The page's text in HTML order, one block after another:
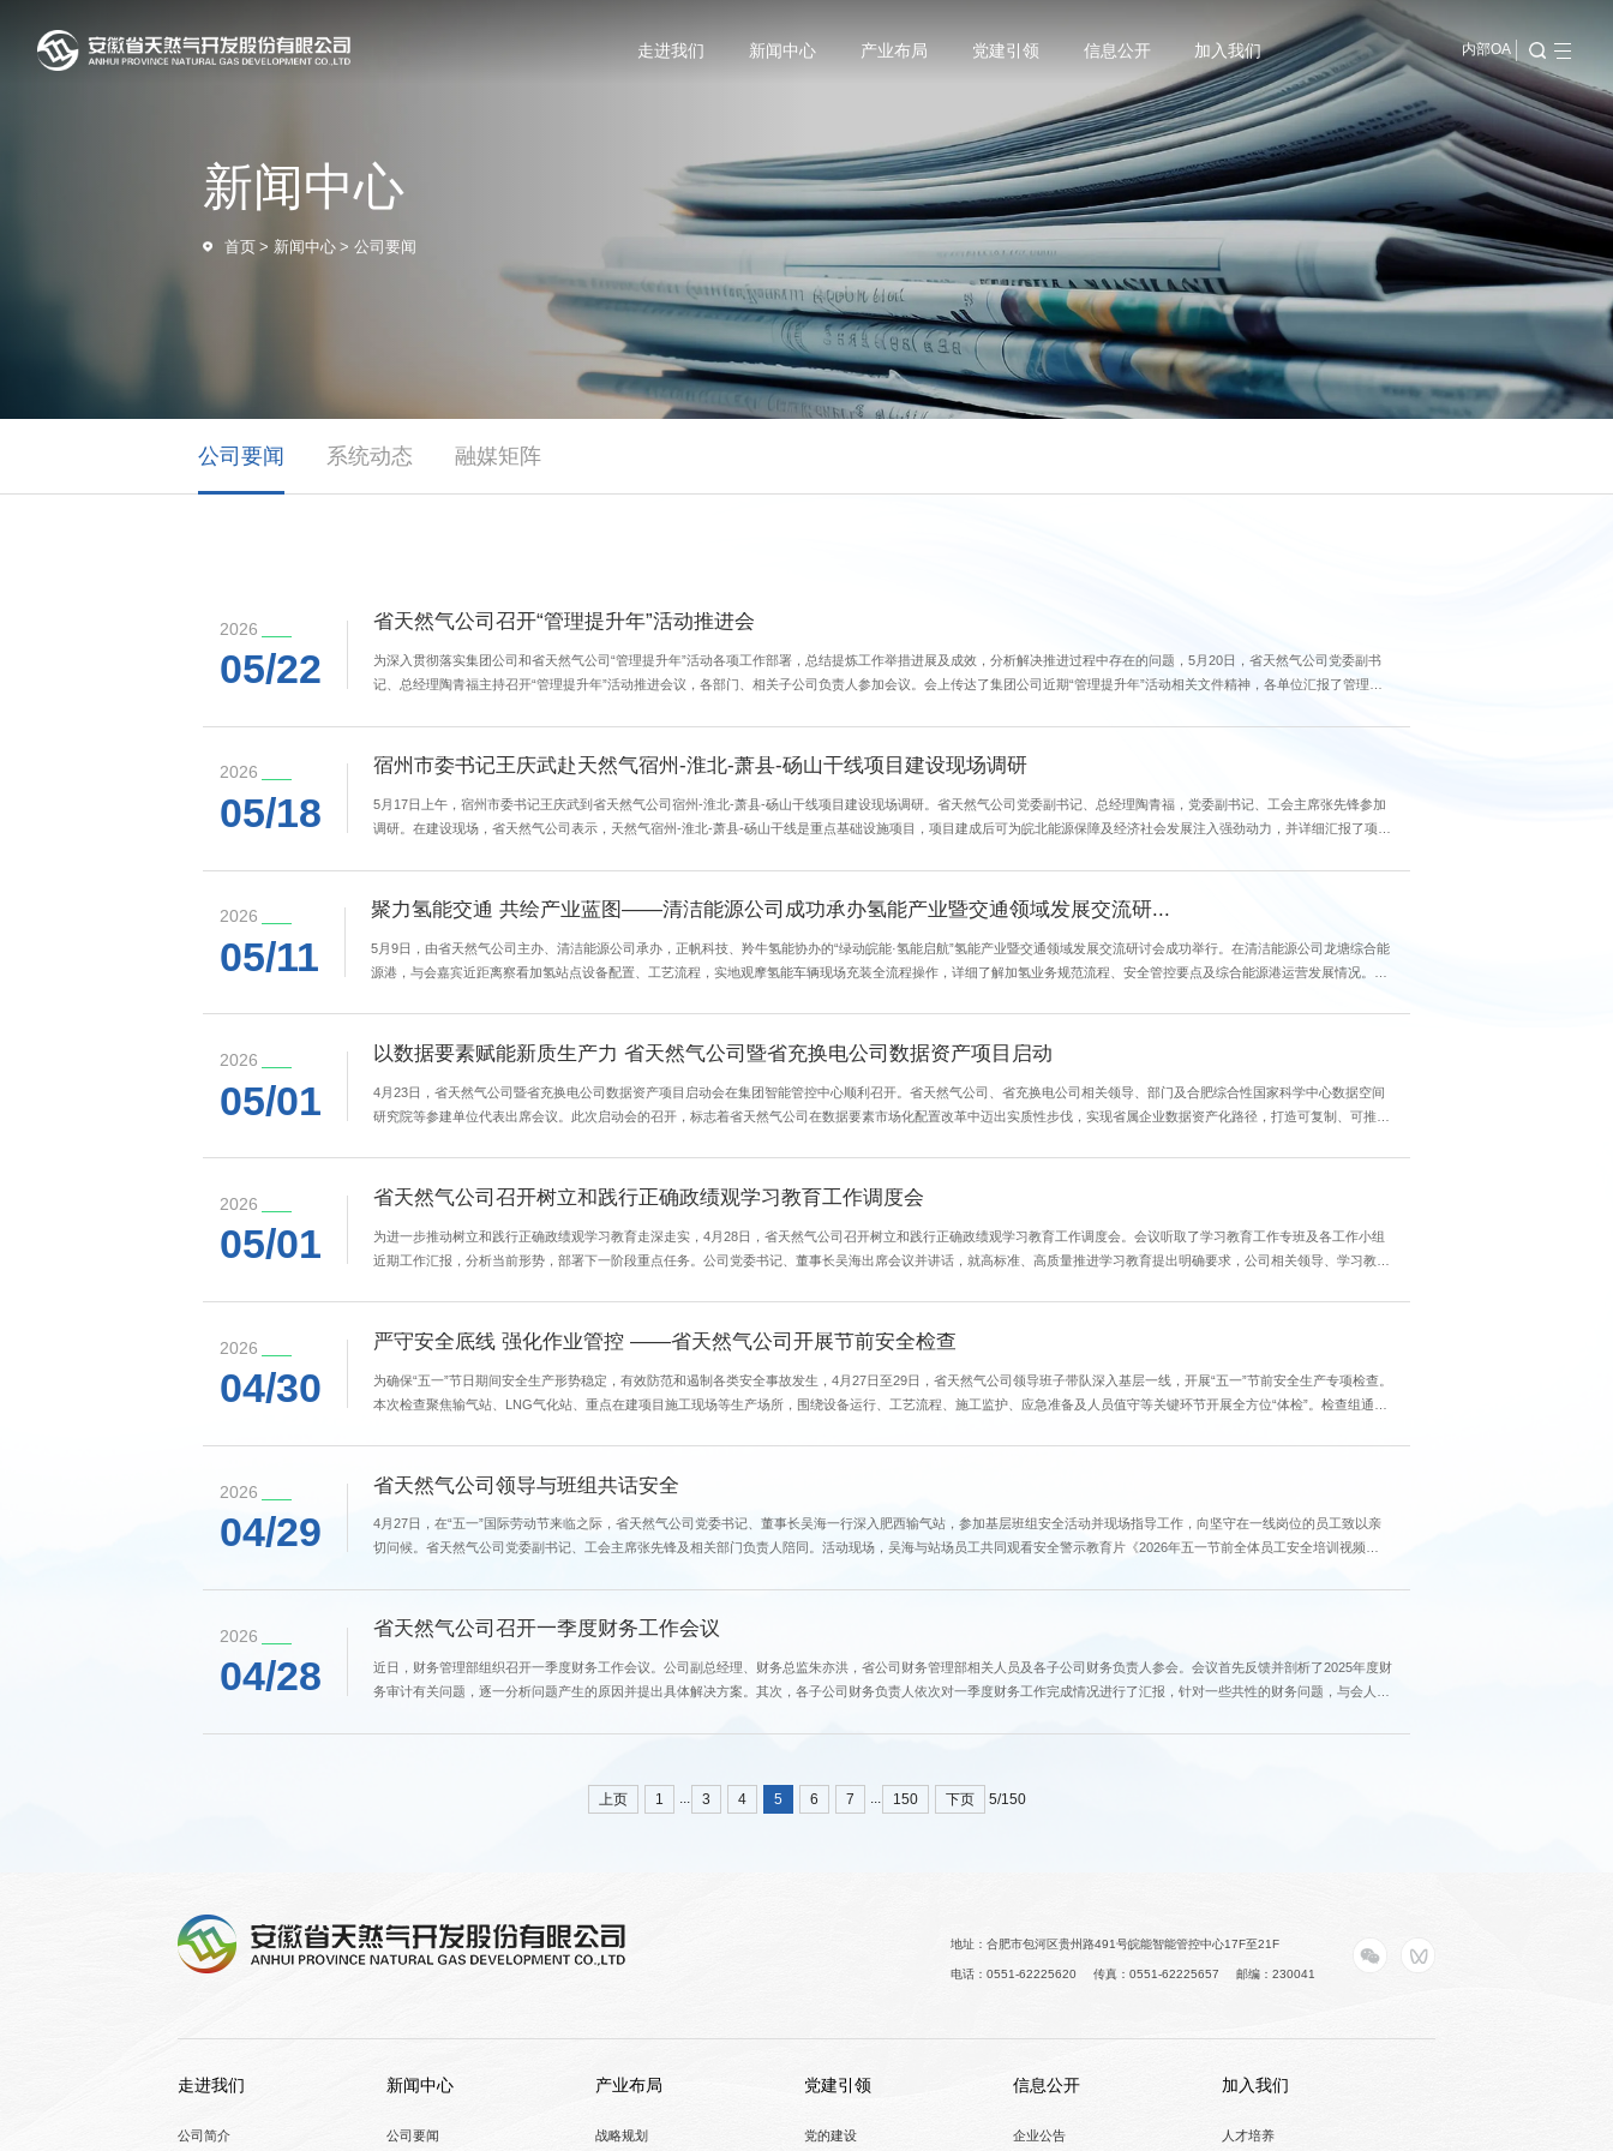
走进我们 新闻中心 产业布局 党建引领 信息公开 加入我们 内部OA
新闻中心
首页 > 新闻中心 > 公司要闻
公司要闻 系统动态 融媒矩阵
2026
05/22
省天然气公司召开“管理提升年”活动推进会
为深入贯彻落实集团公司和省天然气公司“管理提升年”活动各项工作部署，总结提炼工作举措进展及成效，分析解决推进过程中存在的问题，5月20日，省天然气公司党委副书
记、总经理陶青福主持召开“管理提升年”活动推进会议，各部门、相关子公司负责人参加会议。会上传达了集团公司近期“管理提升年”活动相关文件精神，各单位汇报了管理提
2026
05/18
宿州市委书记王庆武赴天然气宿州-淮北-萧县-砀山干线项目建设现场调研
5月17日上午，宿州市委书记王庆武到省天然气公司宿州-淮北-萧县-砀山干线项目建设现场调研。省天然气公司党委副书记、总经理陶青福，党委副书记、工会主席张先锋参加
调研。在建设现场，省天然气公司表示，天然气宿州-淮北-萧县-砀山干线是重点基础设施项目，项目建成后可为皖北能源保障及经济社会发展注入强劲动力，并详细汇报了项目
2026
05/11
聚力氢能交通 共绘产业蓝图——清洁能源公司成功承办氢能产业暨交通领域发展交流研...
5月9日，由省天然气公司主办、清洁能源公司承办，正帆科技、羚牛氢能协办的“绿动皖能·氢能启航”氢能产业暨交通领域发展交流研讨会成功举行。在清洁能源公司龙塘综合能
源港，与会嘉宾近距离察看加氢站点设备配置、工艺流程，实地观摩氢能车辆现场充装全流程操作，详细了解加氢业务规范流程、安全管控要点及综合能源港运营发展情况。在
2026
05/01
以数据要素赋能新质生产力 省天然气公司暨省充换电公司数据资产项目启动
4月23日，省天然气公司暨省充换电公司数据资产项目启动会在集团智能管控中心顺利召开。省天然气公司、省充换电公司相关领导、部门及合肥综合性国家科学中心数据空间
研究院等参建单位代表出席会议。此次启动会的召开，标志着省天然气公司在数据要素市场化配置改革中迈出实质性步伐，实现省属企业数据资产化路径，打造可复制、可推广
2026
05/01
省天然气公司召开树立和践行正确政绩观学习教育工作调度会
为进一步推动树立和践行正确政绩观学习教育走深走实，4月28日，省天然气公司召开树立和践行正确政绩观学习教育工作调度会。会议听取了学习教育工作专班及各工作小组
近期工作汇报，分析当前形势，部署下一阶段重点任务。公司党委书记、董事长吴海出席会议并讲话，就高标准、高质量推进学习教育提出明确要求，公司相关领导、学习教育
2026
04/30
严守安全底线 强化作业管控 ——省天然气公司开展节前安全检查
为确保“五一”节日期间安全生产形势稳定，有效防范和遏制各类安全事故发生，4月27日至29日，省天然气公司领导班子带队深入基层一线，开展“五一”节前安全生产专项检查。
本次检查聚焦输气站、LNG气化站、重点在建项目施工现场等生产场所，围绕设备运行、工艺流程、施工监护、应急准备及人员值守等关键环节开展全方位“体检”。检查组通过
2026
04/29
省天然气公司领导与班组共话安全
4月27日，在“五一”国际劳动节来临之际，省天然气公司党委书记、董事长吴海一行深入肥西输气站，参加基层班组安全活动并现场指导工作，向坚守在一线岗位的员工致以亲
切问候。省天然气公司党委副书记、工会主席张先锋及相关部门负责人陪同。活动现场，吴海与站场员工共同观看安全警示教育片《2026年五一节前全体员工安全培训视频
2026
04/28
省天然气公司召开一季度财务工作会议
近日，财务管理部组织召开一季度财务工作会议。公司副总经理、财务总监朱亦洪，省公司财务管理部相关人员及各子公司财务负责人参会。会议首先反馈并剖析了2025年度财
务审计有关问题，逐一分析问题产生的原因并提出具体解决方案。其次，各子公司财务负责人依次对一季度财务工作完成情况进行了汇报，针对一些共性的财务问题，与会人员
上页 1 ... 3 4 5 6 7 ... 150 下页 5/150
地址：合肥市包河区贵州路491号皖能智能管控中心17F至21F
电话：0551-62225620 传真：0551-62225657 邮编：230041
走进我们
公司简介
新闻中心
公司要闻
产业布局
战略规划
党建引领
党的建设
信息公开
企业公告
加入我们
人才培养